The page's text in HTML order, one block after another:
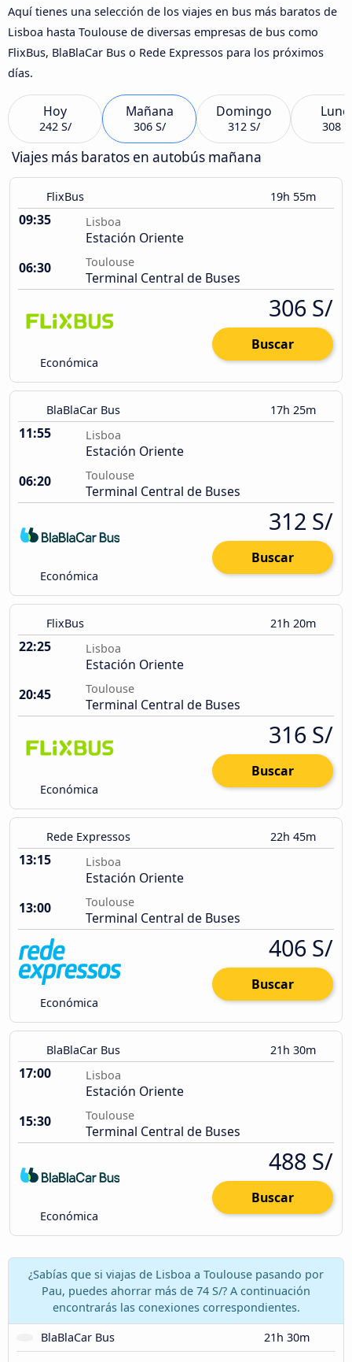
Aquí tienes una selección de los viajes en bus más baratos de
Lisboa hasta Toulouse de diversas empresas de bus como
FlixBus, BlaBlaCar Bus o Rede Expressos para los próximos
días.
Hoy
242 S/
Mañana
306 S/
Domingo
312 S/ 308
Viajes más baratos en autobús mañana
FlixBus 19h 55m
09:35 Lisboa
Estación Oriente
06:30
Toulouse
Terminal Central de Buses
Económica
306 S/
Buscar
BlaBlaCar Bus 17h 25m
11:55 Lisboa
Estación Oriente
06:20
Toulouse
Terminal Central de Buses
Económica
312 S/
Buscar
FlixBus 21h 20m
22:25 Lisboa
Estación Oriente
20:45
Toulouse
Terminal Central de Buses
Económica
316 S/
Buscar
Rede Expressos 22h 45m
13:15 Lisboa
Estación Oriente
13:00
Toulouse
Terminal Central de Buses
Económica
406 S/
Buscar
BlaBlaCar Bus 21h 30m
17:00 Lisboa
Estación Oriente
15:30
Toulouse
Terminal Central de Buses
Económica
488 S/
Buscar
¿Sabías que si viajas de Lisboa a Toulouse pasando por
Pau, puedes ahorrar más de 74 S/? A continuación
encontrarás las conexiones correspondientes.
BlaBlaCar Bus
21h 30m